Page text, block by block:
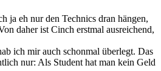
ja eh nur den Technics dran hängen,
daher ist Cinch erstmal ausreichend,
ich mir auch schonmal überlegt. Das
nur: Als Student hat man kein Geld